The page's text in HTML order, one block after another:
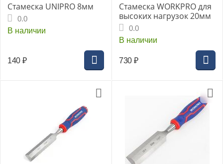
Стамеска UNIPRO 8мм
0.0
В наличии
140 ₽
Стамеска WORKPRO для
высоких нагрузок 20мм
0.0
В наличии
730 ₽